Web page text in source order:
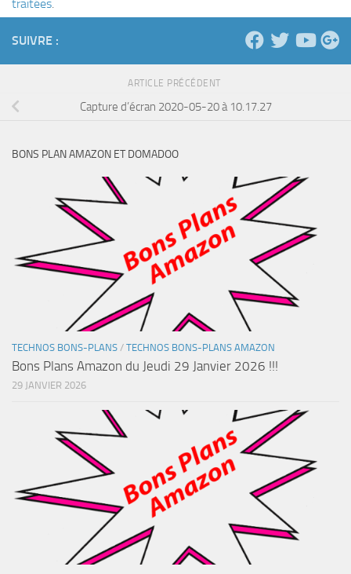
traitées.
SUIVRE :
ARTICLE PRÉCÉDENT
Capture d’écran 2020-05-20 à 10.17.27
BONS PLAN AMAZON ET DOMADOO
TECHNOS BONS-PLANS / TECHNOS BONS-PLANS AMAZON
Bons Plans Amazon du Jeudi 29 Janvier 2026 !!!
29 JANVIER 2026